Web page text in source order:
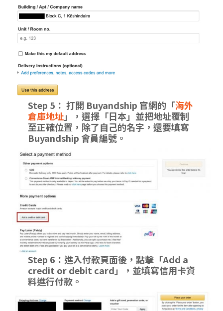
Step 5： 打開 Buyandship 官網的「海外
倉庫地址」，選擇「日本」並把地址覆制
至正確位置，除了自己的名字，還要填寫
Buyandship 會員編號。
Step 6：進入付款頁面後，點擊「Add a
credit or debit card」，並填寫信用卡資
料進行付款。